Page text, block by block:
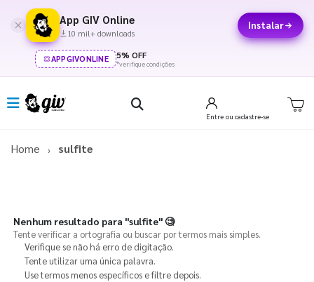
App GIV Online
10 mil+ downloads
Instalar
APPGIVONLINE 5% OFF
*verifique condições
Entre ou cadastre-se
Home sulfite
Nenhum resultado para "sulfite"🧐
Tente verificar a ortografia ou buscar por termos mais simples.
Verifique se não há erro de digitação.
Tente utilizar uma única palavra.
Use termos menos específicos e filtre depois.